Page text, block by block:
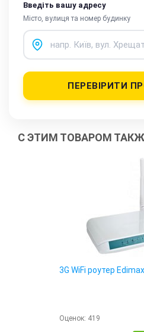
Введіть вашу адресу
Місто, вулиця та номер будинку
ПЕРЕВІРИТИ
С ЭТИМ ТОВАРОМ
3G WiFi роутер
Оценок: 419